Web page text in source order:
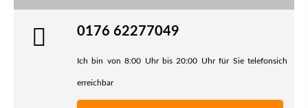
0176 62277049
Ich bin von 8:00 Uhr bis 20:00 Uhr für Sie telefonsich
erreichbar